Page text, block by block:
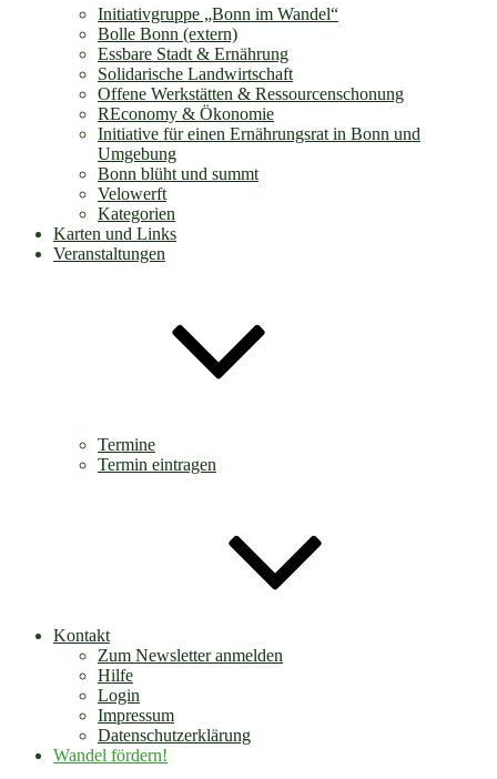
Initiativgruppe „Bonn im Wandel“
Bolle Bonn (extern)
Essbare Stadt & Ernährung
Solidarische Landwirtschaft
Offene Werkstätten & Ressourcenschonung
REconomy & Ökonomie
Initiative für einen Ernährungsrat in Bonn und
Umgebung
Bonn blüht und summt
Velowerft
Kategorien
Karten und Links
Veranstaltungen
Termine
Termin eintragen
Kontakt
Zum Newsletter anmelden
Hilfe
Login
Impressum
Datenschutzerklärung
Wandel fördern!